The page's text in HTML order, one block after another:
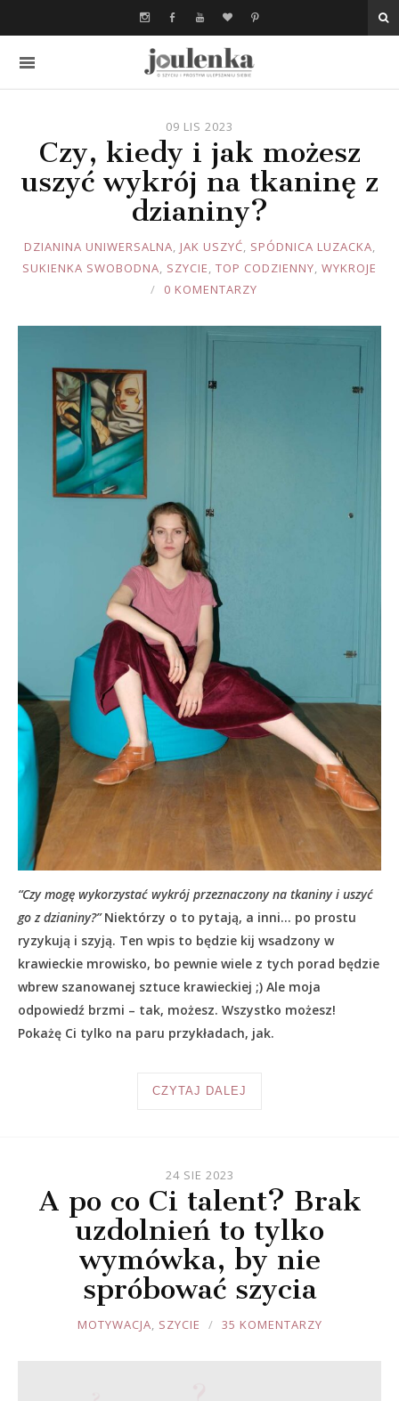
09 LIS 2023
Czy, kiedy i jak możesz
uszyć wykrój na tkaninę z
dzianiny?
JOULE
DZIANINA UNIWERSALNA, JAK USZYĆ, SPÓDNICA LUZACKA,
SUKIENKA SWOBODNA, SZYCIE, TOP CODZIENNY, WYKROJE
0 KOMENTARZY
“Czy mogę wykorzystać wykrój przeznaczony na tkaniny i uszyć
go z dzianiny?”Niektórzy o to pytają, a inni… po prostu
ryzykują i szyją. Ten wpis to będzie kij wsadzony w
krawieckie mrowisko, bo pewnie wiele z tych porad będzie
wbrew szanowanej sztuce krawieckiej ;) Ale moja
odpowiedź brzmi – tak, możesz. Wszystko możesz!
Pokażę Ci tylko na paru przykładach, jak.
CZYTAJ DALEJ
24 SIE 2023
A po co Ci talent? Brak
uzdolnień to tylko
wymówka, by nie
spróbować szycia
JOULE
MOTYWACJA, SZYCIE 35 KOMENTARZY